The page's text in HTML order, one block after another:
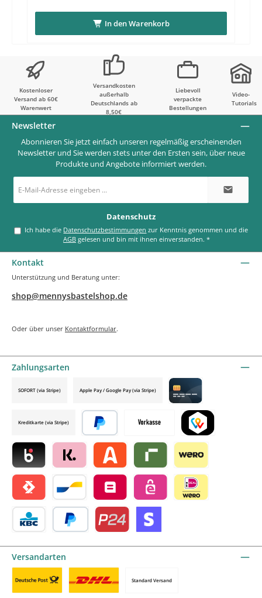
In den Warenkorb
Kostenloser
Versand ab 60€
Warenwert
Versandkosten
außerhalb
Deutschlands ab
8,50€
Liebevoll
verpackte
Bestellungen
Video-
Tutorials
Newsletter
Abonnieren Sie jetzt einfach unseren regelmäßig erscheinenden
Newsletter und Sie werden stets unter den Ersten sein, über neue
Produkte und Angebote informiert werden.
Mail-
*
Datenschutz
Ich habe die Datenschutzbestimmungen
AGB gelesen und bin mit ihnen einverstanden.*
Kontakt
Unterstützung und Beratung unter:
shop@mennysbastelshop.de
Oder über unser Kontaktformular.
Zahlungsarten
Vorkasse TWINT by mollie
Blik by mollieKlarna by mollieAlma by mollieRiverty by mollie
Wero
Satispay by mollieBancontact by mollie
Belfius by mollieeps by mollie
SOFORT (via Stripe) Apple Pay / Google Pay (via Stripe)
Credit card by mollie
Kreditkarte (via Stripe)
Später bezahlen
Versandarten
Standard Versand